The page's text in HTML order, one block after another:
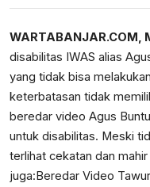
WARTABANJAR.COM,
disabilitas IWAS alias
yang tidak bisa
keterbatasan tidak
beredar video Agus
untuk disabilitas. Meski
terlihat cekatan dan
juga:Beredar Video